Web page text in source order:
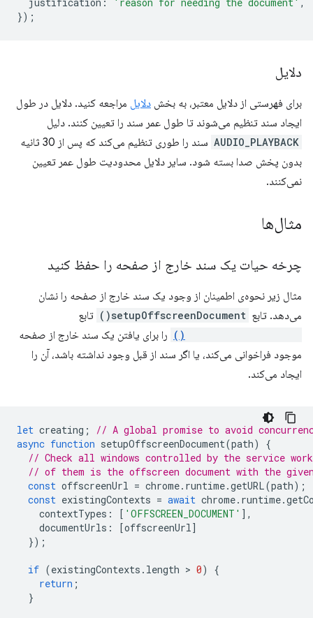
});
دلایل
برای فهرستی از دلایل معتبر، به بخش دلایل مراجعه کنید. دلایل در طول
ایجاد سند تنظیم می‌شوند تا طول عمر سند را تعیین کنند. دلیل
AUDIO_PLAYBACK
سند را طوری تنظیم می‌کند که پس از 30 ثانیه
بدون پخش صدا بسته شود. سایر دلایل محدودیت طول عمر تعیین
نمی‌کنند.
مثال‌ها
چرخه حیات یک سند خارج از صفحه را حفظ کنید
مثال زیر نحوه‌ی اطمینان از وجود یک سند خارج از صفحه را نشان
می‌دهد. تابع setupOffscreenDocument() تابع
را برای یافتن یک سند خارج از صفحه
موجود فراخوانی می‌کند، یا اگر سند از قبل وجود نداشته باشد، آن را
ایجاد می‌کند.
let creating ;
// A global promise to avoid
async function setupOffscreenDocument(path)
{
// Check all windows controlled by the service
// of them is the offscreen document with the
const offscreenUrl = chrome. runtime.getURL(path);
const existingContexts = await chrome. runtime.
contextTypes : [ 'OFFSCREEN_DOCUMENT' ],
documentUrls : [offscreenUrl]
});
if (existingContexts . length > 0)
{
return ;
}